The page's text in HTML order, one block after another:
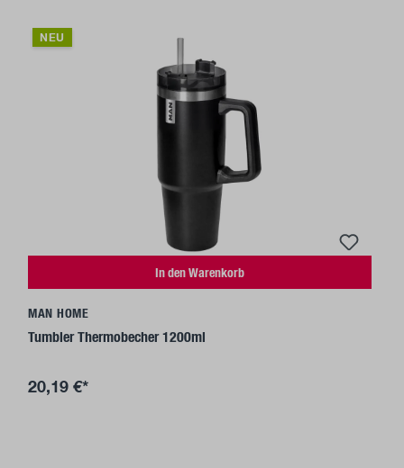
NEU
In den Warenkorb
MAN HOME
Tumbler Thermobecher 1200ml
20,19 €*